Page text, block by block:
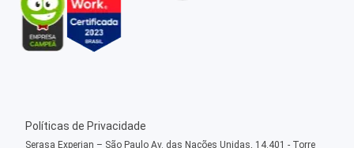
Políticas de Privacidade
Serasa Experian – São Paulo Av. das Nações Unidas, 14.401 - Torre